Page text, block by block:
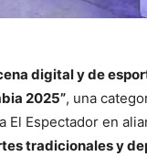
digital y de
2025”, una
El Espectador en
tradicionales y